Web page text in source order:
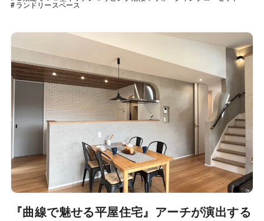
ランドリースペース
『曲線で魅せる平屋住宅』アーチが演出する